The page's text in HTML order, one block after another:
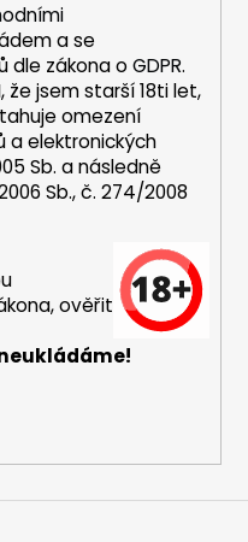
a se
dle zákona oGDPR.
že jsem starší 18ti let,
omezení
a elektronických
Sb. a následně
Sb., č. 274/2008
ověřit